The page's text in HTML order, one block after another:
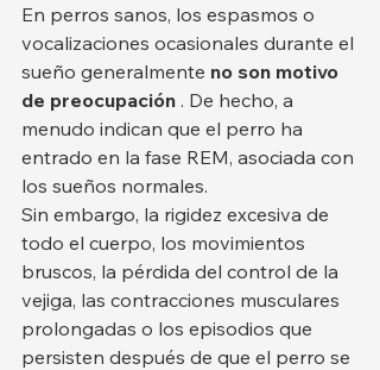
En perros sanos, los espasmos o
vocalizaciones ocasionales durante el
sueño generalmente no son motivo
de preocupación . De hecho, a
menudo indican que el perro ha
entrado en la fase REM, asociada con
los sueños normales.
Sin embargo, la rigidez excesiva de
todo el cuerpo, los movimientos
bruscos, la pérdida del control de la
vejiga, las contracciones musculares
prolongadas o los episodios que
persisten después de que el perro se